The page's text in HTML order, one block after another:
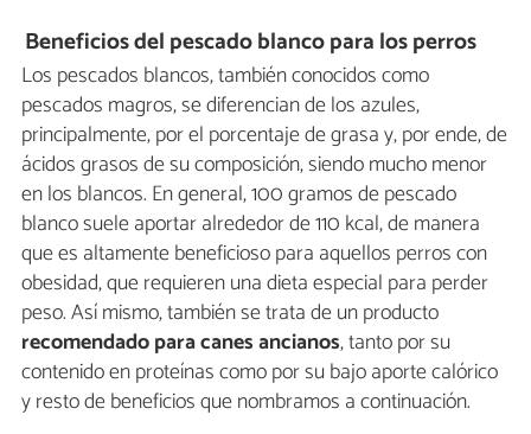
Beneficios del pescado blanco para los perros
Los pescados blancos, también conocidos como
pescados magros, se diferencian de los azules,
principalmente, por el porcentaje de grasa y, por ende, de
ácidos grasos de su composición, siendo mucho menor
en los blancos. En general, 100 gramos de pescado
blanco suele aportar alrededor de 110 kcal, de manera
que es altamente beneficioso para aquellos perros con
obesidad, que requieren una dieta especial para perder
peso. Así mismo, también se trata de un producto
recomendado para canes ancianos, tanto por su
contenido en proteínas como por su bajo aporte calórico
y resto de beneficios que nombramos a continuación.